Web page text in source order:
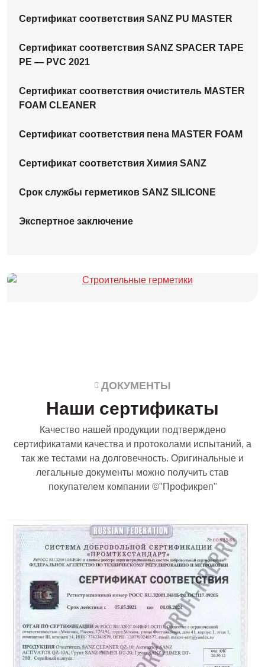
Сертификат соответствия SANZ PU MASTER
Сертификат соответствия SANZ SPACER TAPE
PE — PVC 2021
Сертификат соответствия очиститель MASTER
FOAM CLEANER
Сертификат соответствия пена MASTER FOAM
Сертификат соответствия Химия SANZ
Срок службы герметиков SANZ SILICONE
Экспертное заключение
ДОКУМЕНТЫ
Наши сертификаты
Качество нашей продукции подтверждено
сертификатами качества и протоколами испытаний, а
так же тестами на долговечность. Оригинальные и
легальные документы можно получить став
покупателем компании ©"Профикреп"